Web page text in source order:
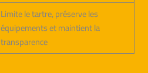
Limite le tartre, préserve les
équipements et maintient la
transparence